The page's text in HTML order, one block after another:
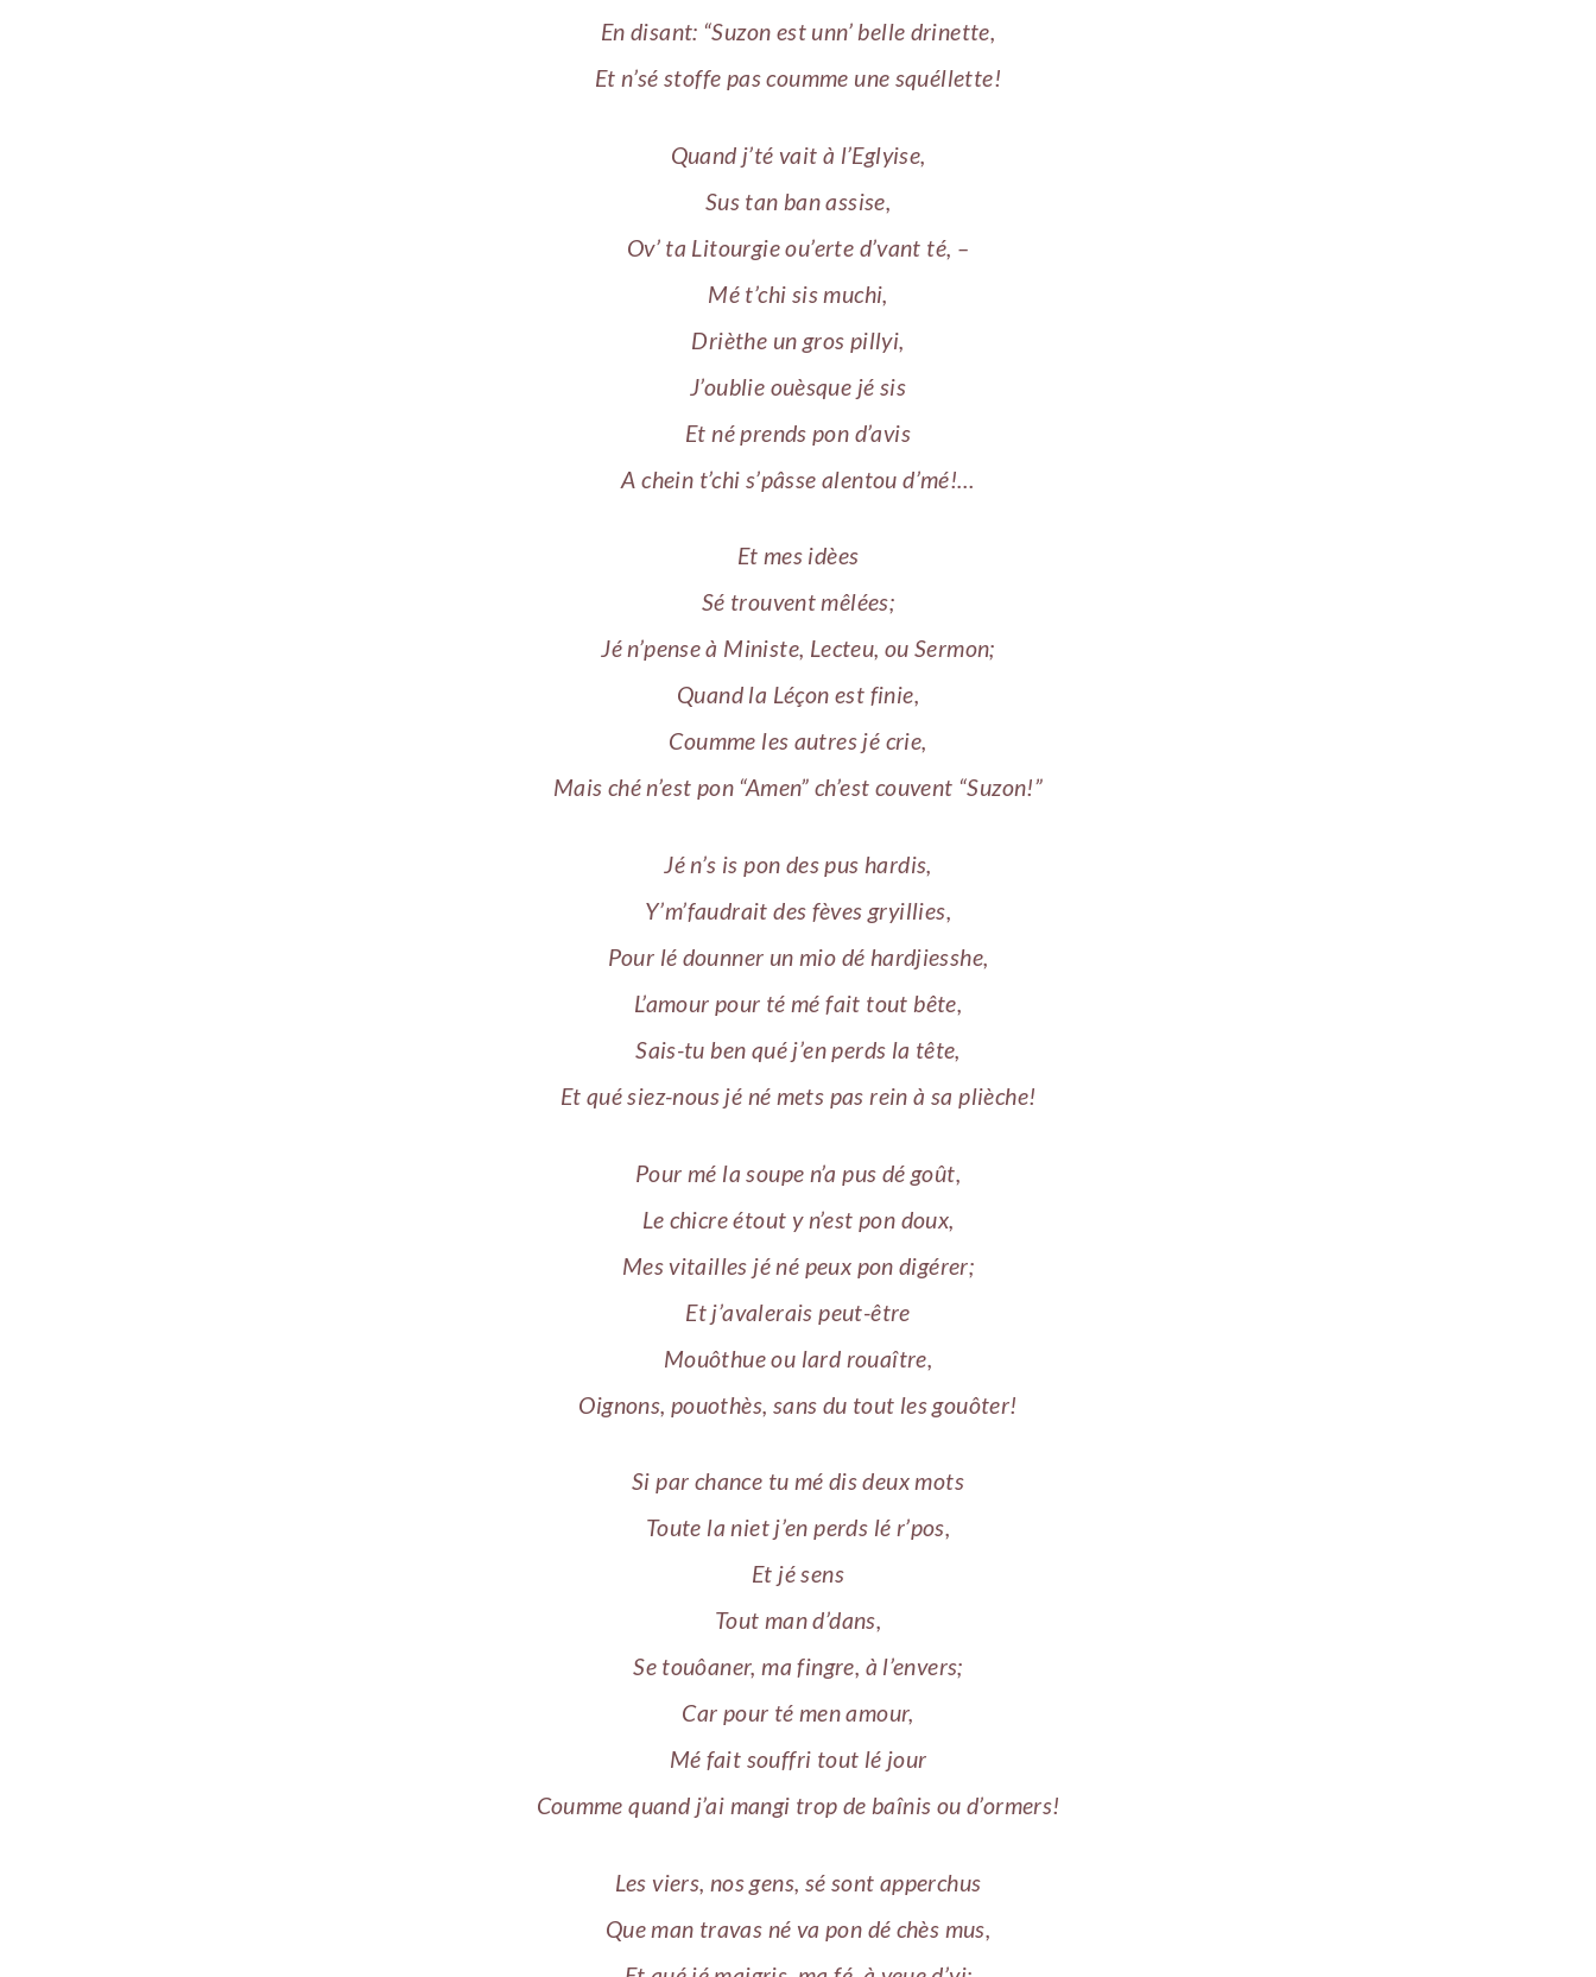
En disant: “Suzon est unn’ belle drinette,
Et n’sé stoffe pas coumme une squéllette!
Quand j’té vait à l’Eglyise,
Sus tan ban assise,
Ov’ ta Litourgie ou’erte d’vant té, –
Mé t’chi sis muchi,
Drièthe un gros pillyi,
J’oublie ouèsque jé sis
Et né prends pon d’avis
A chein t’chi s’pâsse alentou d’mé!…
Et mes idèes
Sé trouvent mêlées;
Jé n’pense à Ministe, Lecteu, ou Sermon;
Quand la Léçon est finie,
Coumme les autres jé crie,
Mais ché n’est pon “Amen” ch’est couvent “Suzon!”
Jé n’s is pon des pus hardis,
Y’m’faudrait des fèves gryillies,
Pour lé dounner un mio dé hardjiesshe,
L’amour pour té mé fait tout bête,
Sais-tu ben qué j’en perds la tête,
Et qué siez-nous jé né mets pas rein à sa plièche!
Pour mé la soupe n’a pus dé goût,
Le chicre étout y n’est pon doux,
Mes vitailles jé né peux pon digérer;
Et j’avalerais peut-être
Mouôthue ou lard rouaître,
Oignons, pouothès, sans du tout les gouôter!
Si par chance tu mé dis deux mots
Toute la niet j’en perds lé r’pos,
Et jé sens
Tout man d’dans,
Se touôaner, ma fingre, à l’envers;
Car pour té men amour,
Mé fait souffri tout lé jour
Coumme quand j’ai mangi trop de baînis ou d’ormers!
Les viers, nos gens, sé sont apperchus
Que man travas né va pon dé chès mus,